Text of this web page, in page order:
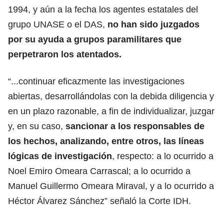
1994, y aún a la fecha los agentes estatales del
grupo UNASE o el DAS, no han sido juzgados
por su ayuda a grupos paramilitares que
perpetraron los atentados.
“...continuar eficazmente las investigaciones
abiertas, desarrollándolas con la debida diligencia y
en un plazo razonable, a fin de individualizar, juzgar
y, en su caso, sancionar a los responsables de
los hechos, analizando, entre otros, las líneas
lógicas de investigación, respecto: a lo ocurrido a
Noel Emiro Omeara Carrascal; a lo ocurrido a
Manuel Guillermo Omeara Miraval, y a lo ocurrido a
Héctor Álvarez Sánchez” señaló la Corte IDH.